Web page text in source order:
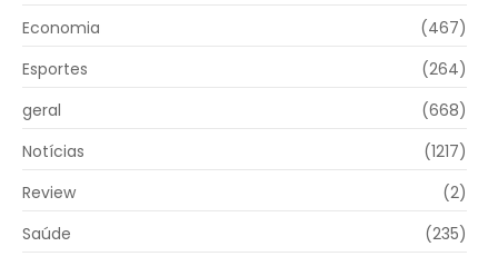
Economia
(467)
Esportes
(264)
geral
(668)
Notícias
(1217)
Review
(2)
Saúde
(235)